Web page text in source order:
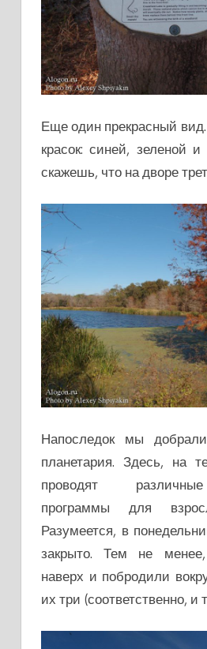
Еще один прекрасный
красок: синей, зеленой
скажешь, что на дворе
Напоследок мы
планетария. Здесь, на
проводят
программы для
Разумеется, в
закрыто. Тем не
наверх и побродили
их три (соответственно, и